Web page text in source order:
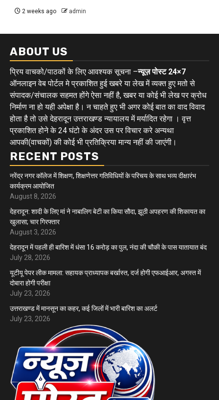
2 weeks ago admin
ABOUT US
प्रिय वाचको/पाठकों के लिए आवश्यक सूचना –न्यूज़ पोस्ट 24×7
ऑनलाइन वेब पोर्टल मे प्रकाशित हुई खबरे या लेख में व्यक्त हुए मतो से
संपादक/संचालक सहमत होंगे ऐसा नहीं है, खबर या कोई भी लेख पर क्रोध
निर्माण ना हो यही अपेक्षा है। न चाहते हुए भी अगर कोई बात का वाद विवाद
होता है तो उसे देहरादून उत्तराखण्ड न्यायालय में मर्यादित रहेगा । वृत्त
प्रकाशित होने के 24 घंटो के अंदर उस पर विचार करे अन्यथा
आपकी(वाचकों) की कोई भी प्रतिक्रिया मान्य नहीं की जाएंगी।
RECENT POSTS
नरेंद्र नगर कॉलेज में शिक्षण, शिक्षणेत्तर गतिविधियों के परिचय के साथ भव्य दीक्षारंभ
कार्यक्रम आयोजित
August 8, 2026
देहरादून: शादी के लिए मां ने नाबालिग बेटी का किया सौदा, झूठी अपहरण की शिकायत का
खुलासा; चार गिरफ्तार
August 3, 2026
देहरादून में पहली ही बारिश में धंसा 16 करोड़ का पुल, नंदा की चौकी के पास यातायात बंद
July 28, 2026
यूटीयू पेपर लीक मामला: सहायक प्राध्यापक बर्खास्त, दर्ज होगी एफआईआर, अगस्त में
दोबारा होगी परीक्षा
July 23, 2026
उत्तराखण्ड में मानसून का कहर, कई जिलों में भारी बारिश का अलर्ट
July 23, 2026